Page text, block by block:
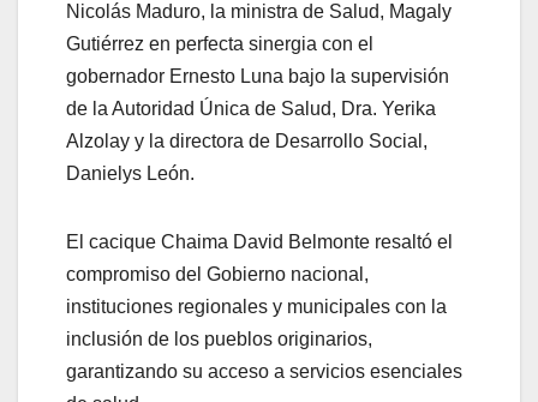
Nicolás Maduro, la ministra de Salud, Magaly
Gutiérrez en perfecta sinergia con el
gobernador Ernesto Luna bajo la supervisión
de la Autoridad Única de Salud, Dra. Yerika
Alzolay y la directora de Desarrollo Social,
Danielys León.
El cacique Chaima David Belmonte resaltó el
compromiso del Gobierno nacional,
instituciones regionales y municipales con la
inclusión de los pueblos originarios,
garantizando su acceso a servicios esenciales